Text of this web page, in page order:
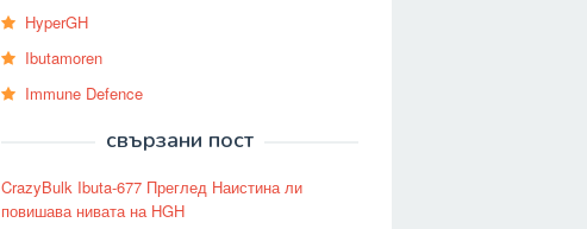
HyperGH
Ibutamoren
Immune Defence
свързани пост
CrazyBulk Ibuta-677 Преглед Наистина ли
повишава нивата на HGH